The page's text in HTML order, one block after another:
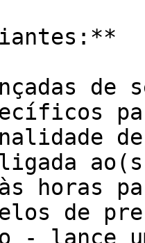
de
horas
de
- lance